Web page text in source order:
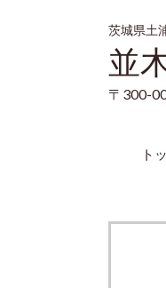
茨城県土
並
〒300-
ト